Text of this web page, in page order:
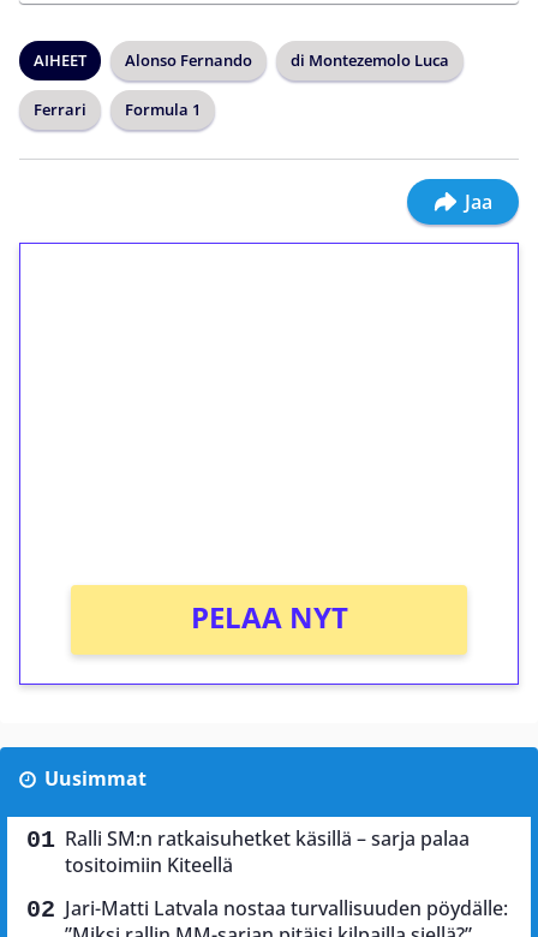
AIHEET Alonso Fernando di Montezemolo Luca
Ferrari Formula 1
Jaa
PELAA NYT
Uusimmat
Ralli SM:n ratkaisuhetket käsillä – sarja palaa
tositoimiin Kiteellä
Jari-Matti Latvala nostaa turvallisuuden pöydälle: